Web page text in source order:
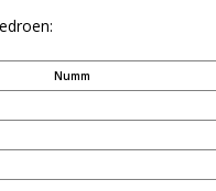
Numm